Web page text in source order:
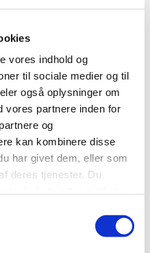
vores indhold og
til sociale medier og til
også oplysninger om
vores partnere inden for
og
kan kombinere disse
har givet dem, eller som
deres tjenester. Du
og få
og Instagram og få
nyheder.